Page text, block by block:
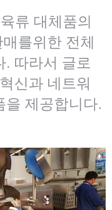
류 대체품의
를위한 전체
. 따라서 글로
신과 네트워
을 제공합니다.